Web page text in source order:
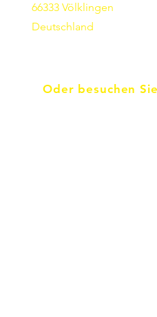
66333 Völklingen
Deutschland
Oder besuchen